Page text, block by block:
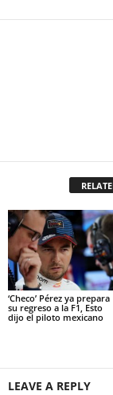
‘Checo’ Pérez ya prepara
su regreso a la F1, Esto
dijo el piloto mexicano
LEAVE A REPLY